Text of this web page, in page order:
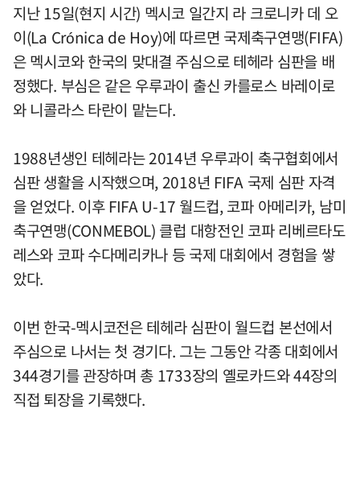
지난 15일(현지 시간) 멕시코 일간지 라 크로니카 데 오
이(La Crónica de Hoy)에 따르면 국제축구연맹(FIFA)
은 멕시코와 한국의 맞대결 주심으로 테헤라 심판을 배
정했다. 부심은 같은 우루과이 출신 카를로스 바레이로
와 니콜라스 타란이 맡는다.
1988년생인 테헤라는 2014년 우루과이 축구협회에서
심판 생활을 시작했으며, 2018년 FIFA 국제 심판 자격
을 얻었다. 이후 FIFA U-17 월드컵, 코파 아메리카, 남미
축구연맹(CONMEBOL) 클럽 대항전인 코파 리베르타도
레스와 코파 수다메리카나 등 국제 대회에서 경험을 쌓
았다.
이번 한국-멕시코전은 테헤라 심판이 월드컵 본선에서
주심으로 나서는 첫 경기다. 그는 그동안 각종 대회에서
344경기를 관장하며 총 1733장의 옐로카드와 44장의
직접 퇴장을 기록했다.